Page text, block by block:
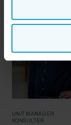
UNIT MANAGER
KONSULTER